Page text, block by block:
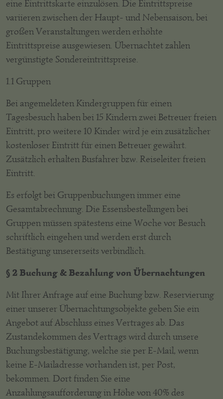
eine Eintrittskarte einzulösen. Die Eintrittspreise
variieren zwischen der Haupt- und Nebensaison, bei
großen Veranstaltungen werden erhöhte
Eintrittspreise ausgewiesen. Übernachtet zahlen
vergünstigte Sondereintrittspreise.
1.1 Gruppen
Bei angemeldeten Kindergruppen für einen
Tagesbesuch haben bei 15 Kindern zwei Betreuer freien
Eintritt, pro weitere 10 Kinder wird je ein zusätzlicher
kostenloser Eintritt für einen Betreuer gewährt.
Zusätzlich erhalten Busfahrer bzw. Reiseleiter freien
Eintritt.
Es erfolgt bei Gruppenbuchungen immer eine
Gesamtabrechnung. Die Essensbestellungen bei
Gruppen müssen spätestens eine Woche vor Besuch
schriftlich eingehen und werden erst durch
Bestätigung unsererseits verbindlich.
§ 2 Buchung & Bezahlung von Übernachtungen
Mit Ihrer Anfrage auf eine Buchung bzw. Reservierung
einer unserer Übernachtungsobjekte geben Sie ein
Angebot auf Abschluss eines Vertrages ab. Das
Zustandekommen des Vertrags wird durch unsere
Buchungsbestätigung, welche sie per E-Mail, wenn
keine E-Mailadresse vorhanden ist, per Post,
bekommen. Dort finden Sie eine
Anzahlungsaufforderung in Höhe von 40% des